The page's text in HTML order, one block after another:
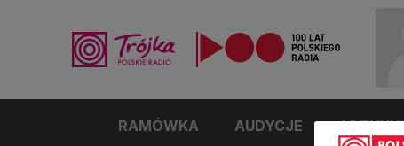
RAMÓWKA AUDYCJE